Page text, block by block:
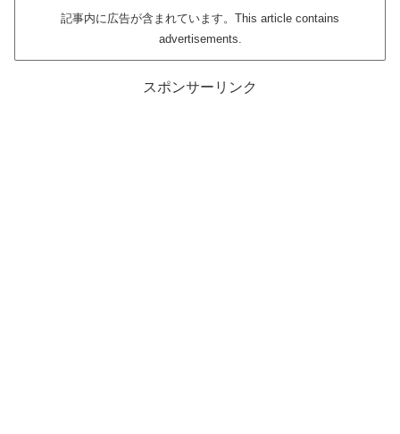
記事内に広告が含まれています。This article contains
advertisements.
スポンサーリンク